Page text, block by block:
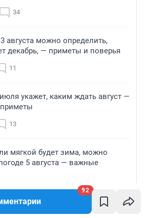
92
34
августа можно определить,
декабрь, — приметы и поверья
11
укажет, каким ждать август —
13
мягкой будет зима, можно
5 августа — важные
11